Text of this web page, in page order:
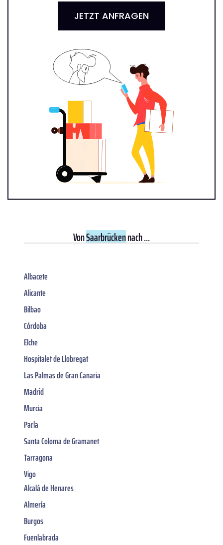
JETZT ANFRAGEN
VonSaarbrückennach ...
Albacete
Alicante
Bilbao
Córdoba
Elche
Hospitalet de Llobregat
Las Palmas de Gran Canaria
Madrid
Murcia
Parla
Santa Coloma de Gramanet
Tarragona
Vigo
Alcalá de Henares
Almería
Burgos
Fuenlabrada